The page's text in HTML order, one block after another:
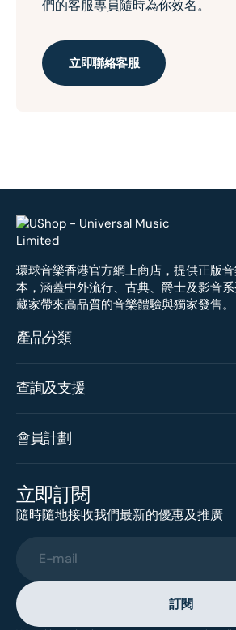
們的客服專員隨時為你效名。
立即聯絡客服
環球音樂香港官方網上商店，提供正版
本，涵蓋中外流行、古典、爵士及影音
藏家帶來高品質的音樂體驗與獨家發售。
產品分類
查詢及支援
會員計劃
立即訂閱
隨時隨地接收我們最新的優惠及推廣
E-mail
訂閱